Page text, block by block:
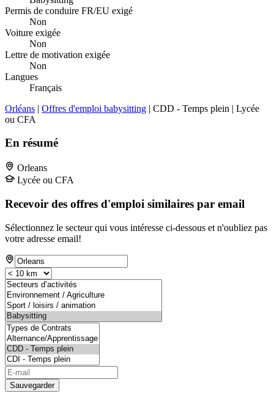
Permis de conduire FR/EU exigé
Non
Voiture exigée
Non
Lettre de motivation exigée
Non
Langues
Français
Orléans | Offres d'emploi babysitting | CDD - Temps plein | Lycée
ou CFA
En résumé
Orleans
Lycée ou CFA
Recevoir des offres d'emploi similaires par email
Sélectionnez le secteur qui vous intéresse ci-dessous et n'oubliez pas
votre adresse email!
Sauvegarder